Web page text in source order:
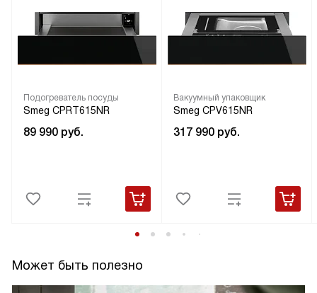
Подогреватель посуды
Smeg CPRT615NR
89 990 руб.
Вакуумный упаковщик
Smeg CPV615NR
317 990 руб.
Может быть полезно